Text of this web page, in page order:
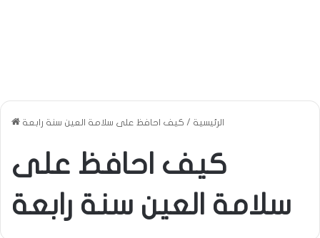
الرئيسية / كيف احافظ على سلامة العين سنة رابعة
كيف احافظ على
سلامة العين سنة رابعة